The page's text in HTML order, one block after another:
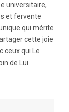
universitaire,
et fervente
qui mérite
cette joie
ceux qui Le
de Lui.